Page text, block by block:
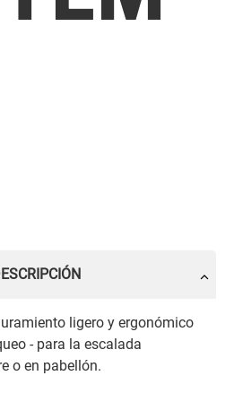
ligero y ergonómico
- para la escalada
o en pabellón.